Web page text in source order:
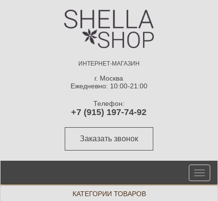
ИНТЕРНЕТ-МАГАЗИН
г. Москва
Ежедневно: 10:00-21:00
Телефон:
+7 (915) 197-74-92
Заказать звонок
КАТЕГОРИИ ТОВАРОВ